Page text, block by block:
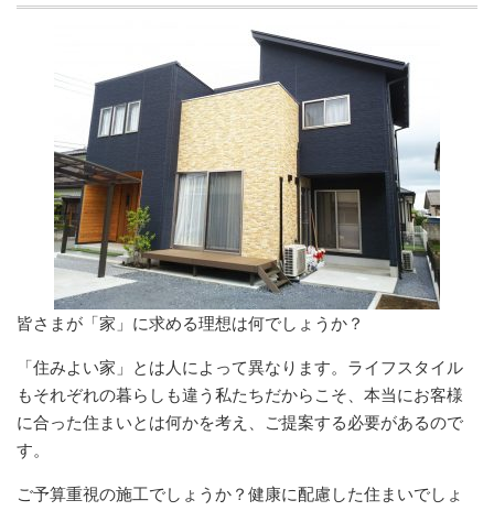
皆さまが「家」に求める理想は何でしょうか？
「住みよい家」とは人によって異なります。ライフスタイル
もそれぞれの暮らしも違う私たちだからこそ、本当にお客様
に合った住まいとは何かを考え、ご提案する必要があるので
す。
ご予算重視の施工でしょうか？健康に配慮した住まいでしょ